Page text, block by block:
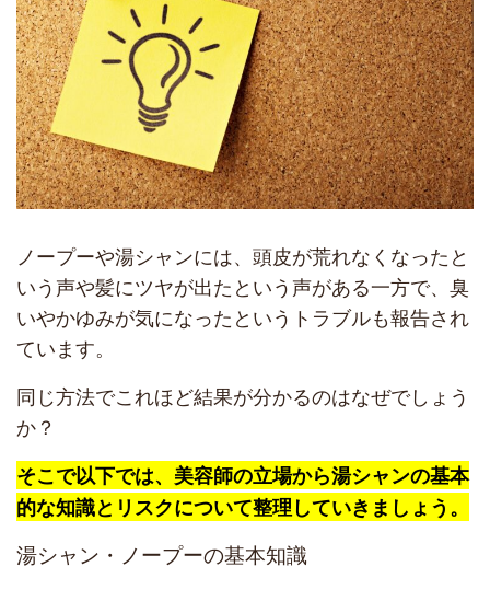
ノープーや湯シャンには、頭皮が荒れなくなったと
いう声や髪にツヤが出たという声がある一方で、臭
いやかゆみが気になったというトラブルも報告され
ています。
同じ方法でこれほど結果が分かるのはなぜでしょう
か？
そこで以下では、美容師の立場から湯シャンの基本
的な知識とリスクについて整理していきましょう。
湯シャン・ノープーの基本知識